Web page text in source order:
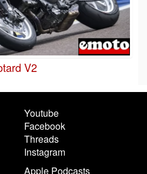
V2
Youtube
Facebook
Threads
Instagram
Apple Podcasts